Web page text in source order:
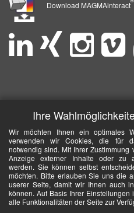
Download MAGMAinteract
Ihre
Wir möchten Ihnen ein optimales
verwenden wir Cookies, die für
notwendig sind. Mit Ihrer
Anzeige externer Inhalte oder zu
werden. Sie können selbst
möchten. Bitte erlauben Sie uns die
userer Seite, damit wir Ihnen auch
können. Auf Basis Ihrer
alle Funktionalitäten der Seite zur